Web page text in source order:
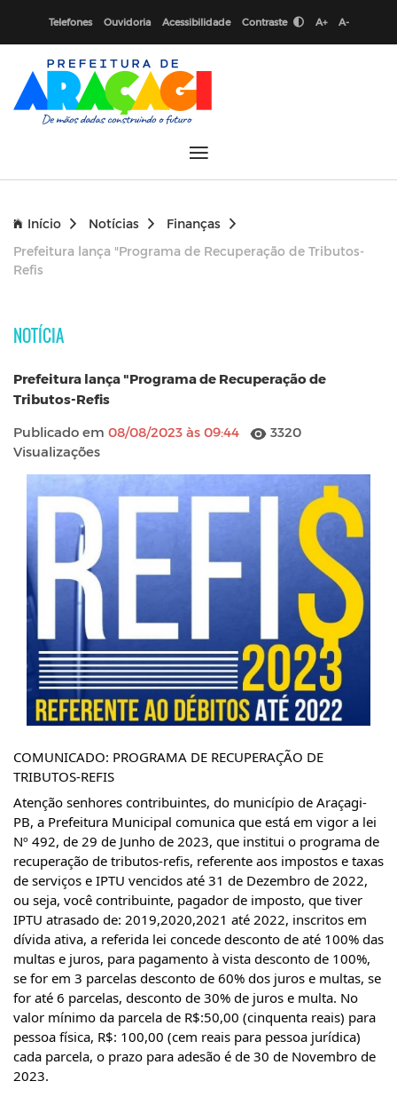
Telefones Ouvidoria Acessibilidade Contraste A+ A-
Início Notícias
Finanças
Prefeitura lança "Programa de Recuperação de Tributos-
Refis
NOTÍCIA
Prefeitura lança "Programa de Recuperação de
Tributos-Refis
Publicado em 08/08/2023 às 09:44
3320
Visualizações
COMUNICADO: PROGRAMA DE RECUPERAÇÃO DE
TRIBUTOS-REFIS
Atenção senhores contribuintes, do município de Araçagi-
PB, a Prefeitura Municipal comunica que está em vigor a lei
Nº 492, de 29 de Junho de 2023, que institui o programa de
recuperação de tributos-refis, referente aos impostos e taxas
de serviços e IPTU vencidos até 31 de Dezembro de 2022,
ou seja, você contribuinte, pagador de imposto, que tiver
IPTU atrasado de: 2019,2020,2021 até 2022, inscritos em
dívida ativa, a referida lei concede desconto de até 100% das
multas e juros, para pagamento à vista desconto de 100%,
se for em 3 parcelas desconto de 60% dos juros e multas, se
for até 6 parcelas, desconto de 30% de juros e multa. No
valor mínimo da parcela de R$:50,00 (cinquenta reais) para
pessoa física, R$: 100,00 (cem reais para pessoa jurídica)
cada parcela, o prazo para adesão é de 30 de Novembro de
2023.